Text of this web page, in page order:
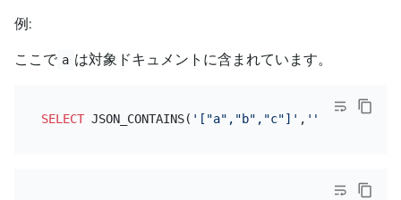
例:
ここで a は対象ドキュメントに含まれています。
SELECT JSON_CONTAINS( '["a","b","c"]' , '"a"'